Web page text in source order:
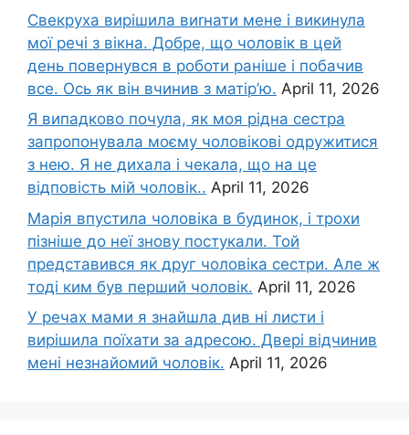
Свекруха вирішила виrнати мене і викинула
мої речі з вікна. Добре, що чоловік в цей
день повернувся в роботи раніше і побачив
все. Ось як він вчинив з матір’ю. April 11, 2026
Я випадково почула, як моя рідна сестра
запропонувала моєму чоловікові одружитися
з нею. Я не дихала і чекала, що на це
відповість мій чоловік.. April 11, 2026
Марія впустила чоловіка в будинок, і трохи
пізніше до неї знову постукали. Той
представився як друг чоловіка сестри. Але ж
тоді ким був перший чоловік. April 11, 2026
У речах мами я знайшла див ні листи і
вирішила поїхати за адресою. Двері відчинив
мені незнайомий чоловік. April 11, 2026